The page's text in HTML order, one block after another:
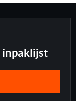
inpaklijst